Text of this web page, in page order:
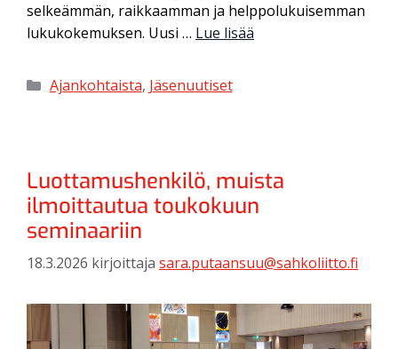
selkeämmän, raikkaamman ja helppolukuisemman
lukukokemuksen. Uusi … Lue lisää
Ajankohtaista, Jäsenuutiset
Luottamushenkilö, muista
ilmoittautua toukokuun
seminaariin
18.3.2026 kirjoittaja sara.putaansuu@sahkoliitto.fi